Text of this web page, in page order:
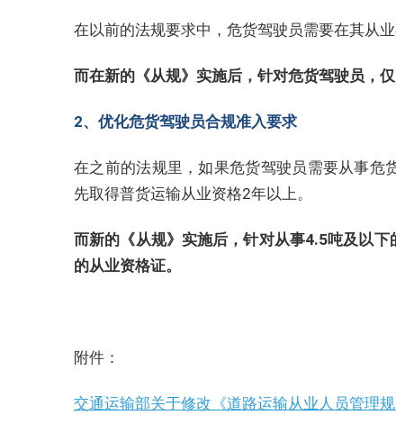
在以前的法规要求中，危货驾驶员需要在其从
而在新的《从规》实施后，针对危货驾驶员，
2、优化危货驾驶员合规准入要求
在之前的法规里，如果危货驾驶员需要从事危
先取得普货运输从业资格2年以上。
而新的《从规》实施后，针对从事4.5吨及以
的从业资格证。
附件：
交通运输部关于修改《道路运输从业人员管理